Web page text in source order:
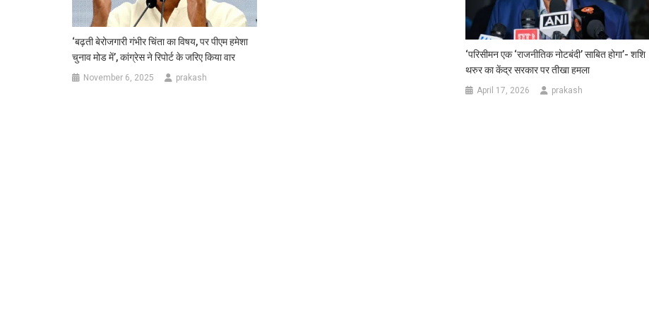
‘बढ़ती बेरोजगारी गंभीर चिंता का विषय, पर पीएम हमेशा
चुनाव मोड में’, कांग्रेस ने रिपोर्ट के जरिए किया वार
November 6, 2025 prakash
‘परिसीमन एक ‘राजनीतिक नोटबंदी’ साबित होगा’- शशि
थरुर का केंद्र सरकार पर तीखा हमला
April 17, 2026 prakash